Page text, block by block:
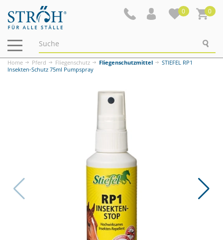
0 0
Navigation
ein-/ausblenden
Home Pferd Fliegenschutz Fliegenschutzmittel
STIEFEL RP1
Insekten-Schutz 75ml Pumpspray